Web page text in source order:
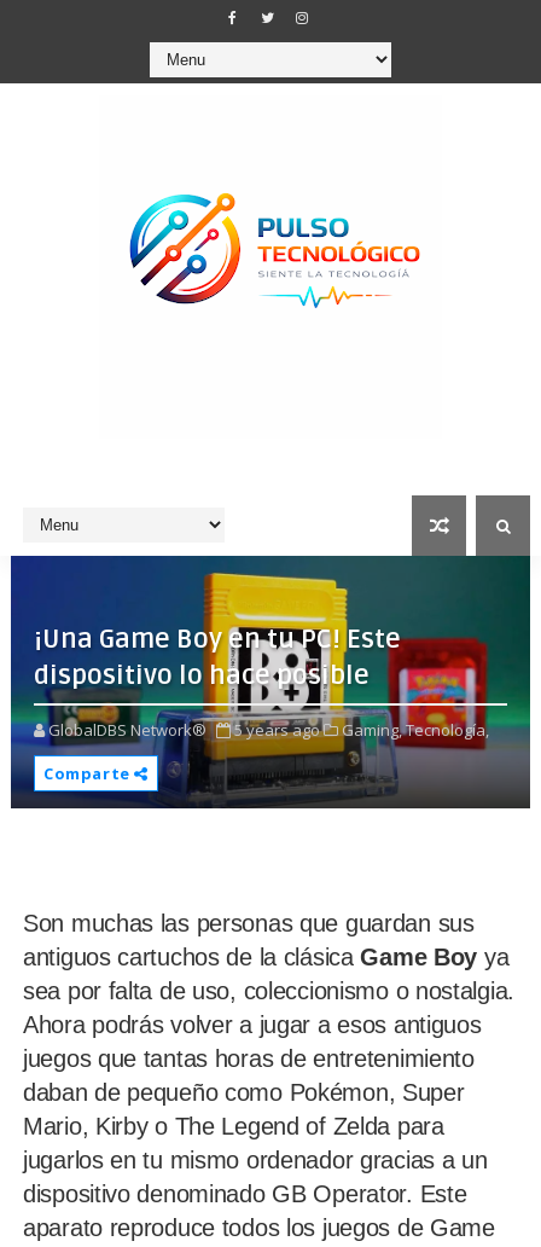
¡Una Game Boy en tu PC! Este
dispositivo lo hace posible
GlobalDBS Network® 5 years ago Gaming,Tecnología,
Comparte
Son muchas las personas que guardan sus
antiguos cartuchos de la clásicaGame Boy ya
sea por falta de uso, coleccionismo o nostalgia.
Ahora podrás volver a jugar a esos antiguos
juegos que tantas horas de entretenimiento
daban de pequeño como Pokémon, Super
Mario, Kirby o The Legend of Zelda para
jugarlos en tu mismo ordenador gracias a un
dispositivo denominado GB Operator. Este
aparato reproduce todos los juegos de Game